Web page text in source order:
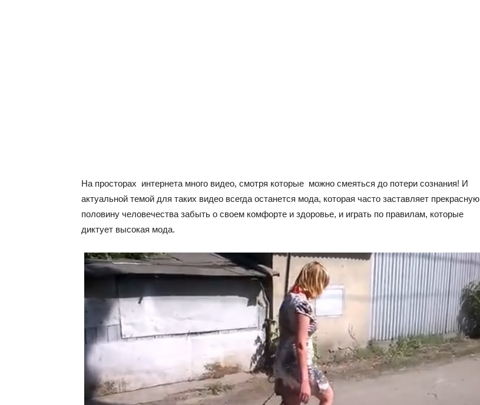
На просторах интернета много видео, смотря которые можно смеяться до потери сознания! И
актуальной темой для таких видео всегда останется мода, которая часто заставляет прекрасную
половину человечества забыть о своем комфорте и здоровье, и играть по правилам, которые
диктует высокая мода.